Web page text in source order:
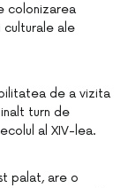
colonizarea
culturale ale
de a vizita
turn de
al XIV-lea.
palat, are o